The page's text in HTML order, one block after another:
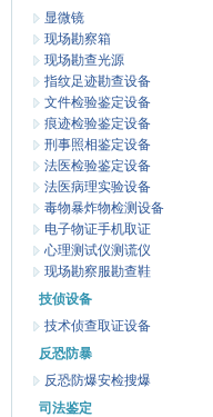
显微镜
现场勘察箱
现场勘查光源
指纹足迹勘查设备
文件检验鉴定设备
痕迹检验鉴定设备
刑事照相鉴定设备
法医检验鉴定设备
法医病理实验设备
毒物暴炸物检测设备
电子物证手机取证
心理测试仪测谎仪
现场勘察服勘查鞋
技侦设备
技术侦查取证设备
反恐防暴
反恐防爆安检搜爆
司法鉴定